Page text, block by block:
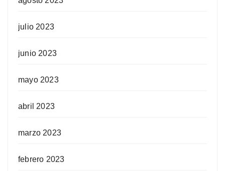
julio 2023
junio 2023
mayo 2023
abril 2023
marzo 2023
febrero 2023